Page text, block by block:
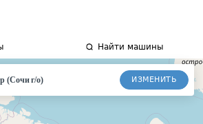
Найти машины
(Сочи г/о) ИЗМЕНИТЬ